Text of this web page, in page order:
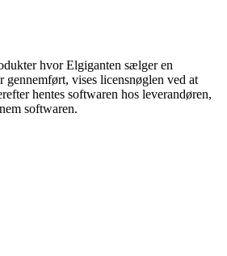
hvor Elgiganten sælger en
gennemført, vises licensnøglen ved at
hentes softwaren hos leverandøren,
softwaren.